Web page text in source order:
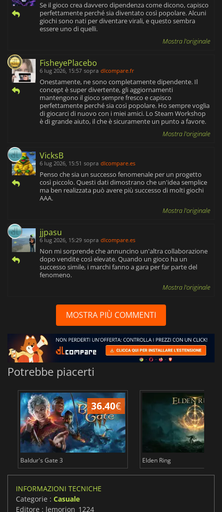
Se il gioco crea davvero dipendenza come dicono, capisco
perfettamente perché sia diventato così popolare. Alcuni
giochi sono nati per diventare virali, e questo sembra
essere uno di quelli.
Mostra l'originale
FisheyePlacebo
6 lug 2026, 15:57 sopra dlcompare.fr
Onestamente, ne sono completamente dipendente. Il
concept è super divertente, gli aggiornamenti
mantengono il gioco sempre fresco e capisco
perfettamente perché sia così popolare. Ho sempre voglia
di giocarci di nuovo con i miei amici. Lo Steam Workshop
è di grande aiuto, il che è sicuramente un punto a favore.
Mostra l'originale
VicksB
6 lug 2026, 15:51 sopra dlcompare.es
Penso che sia un successo fenomenale per un progetto
così piccolo. Questi dati dimostrano che un'idea semplice
ma ben realizzata può avere più successo di molti giochi
AAA.
Mostra l'originale
jjpasu
6 lug 2026, 15:29 sopra dlcompare.es
Non mi sorprende che annuncino un'altra collaborazione
dopo vendite così elevate. Quando un gioco ha un
successo simile, i marchi fanno a gara per far parte del
fenomeno.
Mostra l'originale
MOSTRA PIÙ COMMENTI
Potrebbe piacerti
36.40€
Baldur's Gate 3 Elden Ring
INFORMAZIONI TECNICHE
Categorie : Casuale
Editore : lemorion_1224